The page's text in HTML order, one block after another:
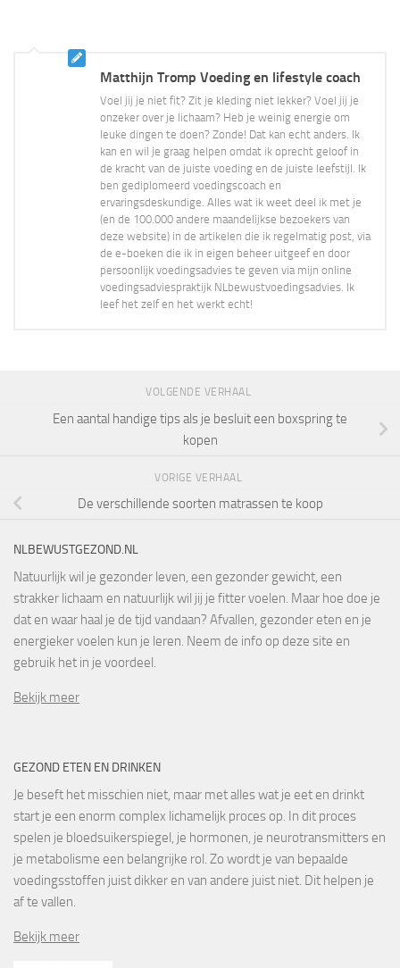
Matthijn Tromp Voeding en lifestyle coach
Voel jij je niet fit? Zit je kleding niet lekker? Voel jij je
onzeker over je lichaam? Heb je weinig energie om
leuke dingen te doen? Zonde! Dat kan echt anders. Ik
kan en wil je graag helpen omdat ik oprecht geloof in
de kracht van de juiste voeding en de juiste leefstijl. Ik
ben gediplomeerd voedingscoach en
ervaringsdeskundige. Alles wat ik weet deel ik met je
(en de 100.000 andere maandelijkse bezoekers van
deze website) in de artikelen die ik regelmatig post, via
de e-boeken die ik in eigen beheer uitgeef en door
persoonlijk voedingsadvies te geven via mijn online
voedingsadviespraktijk NLbewustvoedingsadvies. Ik
leef het zelf en het werkt echt!
VOLGENDE VERHAAL
Een aantal handige tips als je besluit een boxspring te
kopen
VORIGE VERHAAL
De verschillende soorten matrassen te koop
NLBEWUSTGEZOND.NL
Natuurlijk wil je gezonder leven, een gezonder gewicht, een
strakker lichaam en natuurlijk wil jij je fitter voelen. Maar hoe doe je
dat en waar haal je de tijd vandaan? Afvallen, gezonder eten en je
energieker voelen kun je leren. Neem de info op deze site en
gebruik het in je voordeel.
Bekijk meer
GEZOND ETEN EN DRINKEN
Je beseft het misschien niet, maar met alles wat je eet en drinkt
start je een enorm complex lichamelijk proces op. In dit proces
spelen je bloedsuikerspiegel, je hormonen, je neurotransmitters en
je metabolisme een belangrijke rol. Zo wordt je van bepaalde
voedingsstoffen juist dikker en van andere juist niet. Dit helpen je
af te vallen.
Bekijk meer